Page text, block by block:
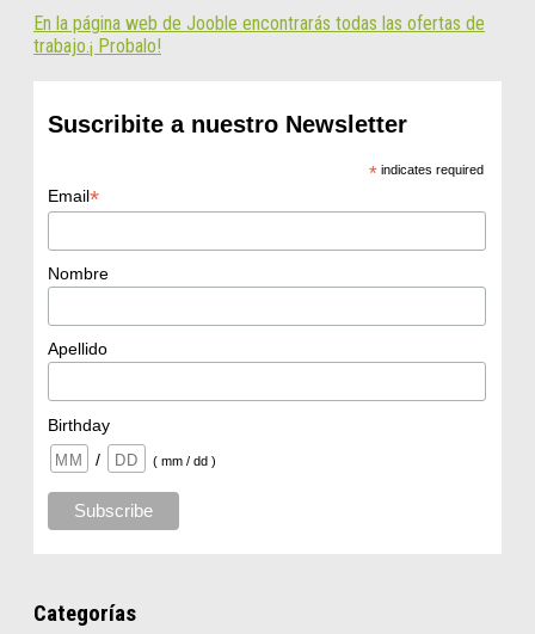
En la página web de Jooble encontrarás todas las ofertas de
trabajo.¡ Probalo!
Suscribite a nuestro Newsletter
*indicates required
Email*
Nombre
Apellido
Birthday
/
( mm / dd )
Categorías